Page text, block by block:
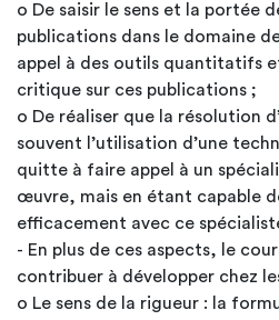
o De saisir le sens et la portée
publications dans le domaine
appel à des outils quantitatifs
critique sur ces publications ;
o De réaliser que la résolution
souvent l’utilisation d’une
quitte à faire appel à un
œuvre, mais en étant capable
efficacement avec ce
- En plus de ces aspects, le
contribuer à développer chez
o Le sens de la rigueur : la